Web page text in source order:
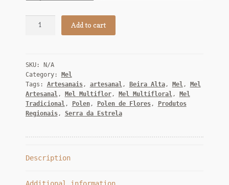
Pólen
Serra
da
Esgalhada
quantity
Add to cart
SKU: N/A
Category: Mel
Tags: Artesanais, artesanal , Beira Alta, Mel , Mel
Artesanal , Mel Multiflor, Mel Multifloral , Mel
Tradicional , Polen, Polen de Flores,
Produtos
Regionais, Serra da Estrela
Description